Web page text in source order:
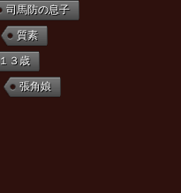
司馬防の息子
質素
１３歳
張角娘